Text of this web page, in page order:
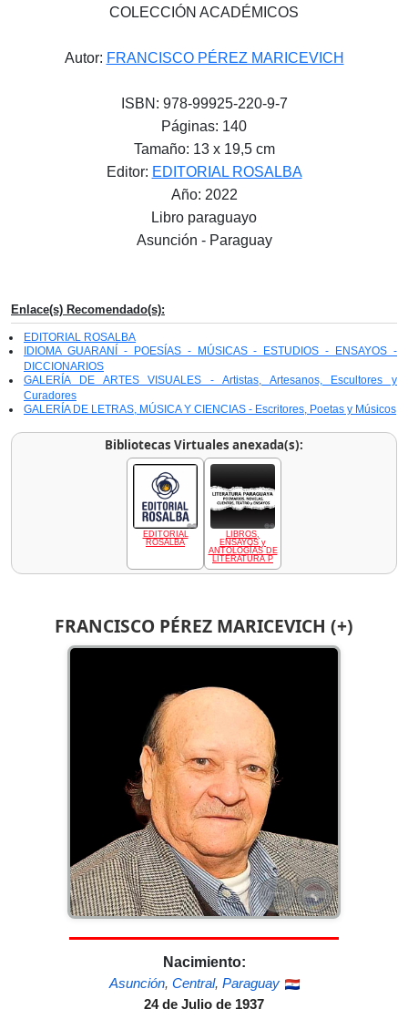
FRANCISCO PÉREZ MARICEVICH (+)
Nacimiento:
Asunción, Central, Paraguay
24 de Julio de 1937
COLECCIÓN ACADÉMICOS
Autor: FRANCISCO PÉREZ MARICEVICH
ISBN: 978-99925-220-9-7
Páginas: 140
Tamaño: 13 x 19,5 cm
Editor: EDITORIAL ROSALBA
Año: 2022
Libro paraguayo
Asunción - Paraguay
Enlace(s) Recomendado(s):
EDITORIAL ROSALBA
IDIOMA GUARANÍ - POESÍAS - MÚSICAS - ESTUDIOS - ENSAYOS -
DICCIONARIOS
GALERÍA DE ARTES VISUALES - Artistas, Artesanos, Escultores y
Curadores
GALERÍA DE LETRAS, MÚSICA Y CIENCIAS - Escritores, Poetas y Músicos
Bibliotecas Virtuales anexada(s):
EDITORIAL
ROSALBA
LIBROS,
ENSAYOS y
ANTOLOGÍAS DE
LITERATURA P